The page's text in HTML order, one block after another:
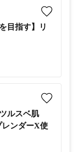
目指す】リ
ルスベ肌
ンダーX使